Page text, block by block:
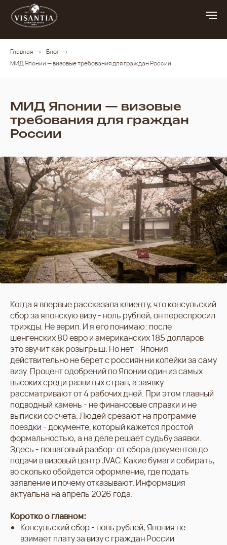
Главная → Блог →
МИД Японии — визовые требования для граждан России
МИД Японии — визовые
требования для граждан
России
Когда я впервые рассказала клиенту, что консульский
сбор за японскую визу - ноль рублей, он переспросил
трижды. Не верил. И я его понимаю: после
шенгенских 80 евро и американских 185 долларов
это звучит как розыгрыш. Но нет - Япония
действительно не берет с россиян ни копейки за саму
визу. Процент одобрений по Японии один из самых
высоких среди развитых стран, а заявку
рассматривают от 4 рабочих дней. При этом главный
подводный камень - не финансовые справки и не
выписки со счета. Людей срезают на программе
поездки - документе, который кажется простой
формальностью, а на деле решает судьбу заявки.
Здесь - пошаговый разбор: от сбора документов до
подачи в визовый центр JVAC. Какие бумаги собирать,
во сколько обойдется оформление, где подать
заявление и почему отказывают. Информация
актуальна на апрель 2026 года.
Коротко о главном:
Консульский сбор - ноль рублей, Япония не
взимает плату за визу с граждан России